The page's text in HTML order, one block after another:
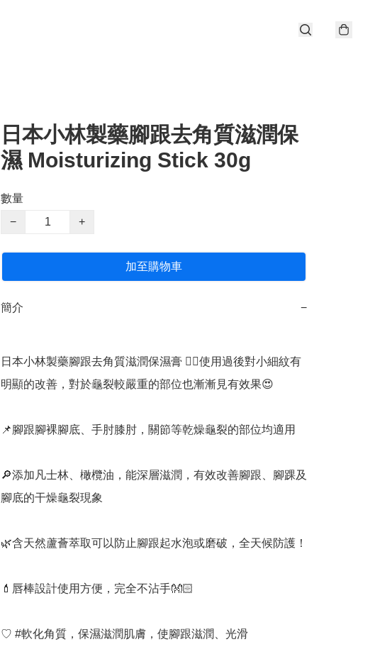
日本小林製藥腳跟去角質滋潤保
濕 Moisturizing Stick 30g
數量
−
+
加至購物車
簡介 −
日本小林製藥腳跟去角質滋潤保濕膏 👉🏻使用過後對小細紋有
明顯的改善，對於龜裂較嚴重的部位也漸漸見有效果😍
📌腳跟腳裸腳底、手肘膝肘，關節等乾燥龜裂的部位均適用
🔎添加凡士林、橄欖油，能深層滋潤，有效改善腳跟、腳踝及
腳底的干燥龜裂現象
🌿含天然蘆薈萃取可以防止腳跟起水泡或磨破，全天候防護！
💄唇棒設計使用方便，完全不沾手👐🏻
♡ #軟化角質，保濕滋潤肌膚，使腳跟滋潤、光滑